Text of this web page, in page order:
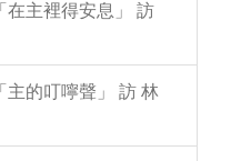
在主裡得安息」 訪
主的叮嚀聲」 訪 林